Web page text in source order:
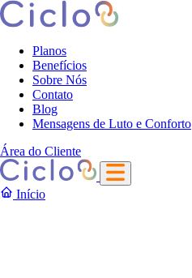
Planos
Benefícios
Sobre Nós
Contato
Blog
Mensagens de Luto e Conforto
Área do Cliente
Início